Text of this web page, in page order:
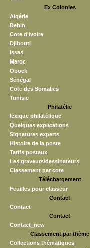
Ex Colonies
Algérie
Behin
Cote d'ivoire
Djibouti
Issas
Maroc
Obock
Sénégal
Cote des Somalies
Tunisie
Philatélie
lexique philatélique
Quelques explications
Signatures experts
Histoire de la poste
Tarifs postaux
Les graveurs/dessinateurs
Classement par cote
Téléchargement
Feuilles pour classeur
Contact
Contact
Contact
Contact_new
Classement par thème
Collections thématiques